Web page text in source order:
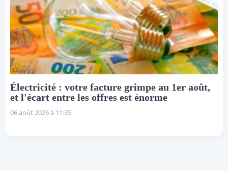
Électricité : votre facture grimpe au 1er août,
et l'écart entre les offres est énorme
06 août 2026 à 11:35